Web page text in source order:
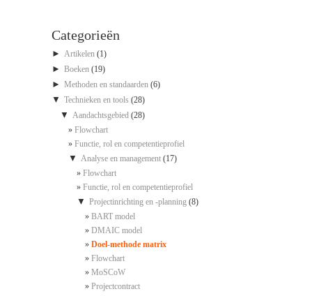
Categorieën
► Artikelen (1)
► Boeken (19)
► Methoden en standaarden (6)
▼ Technieken en tools (28)
▼ Aandachtsgebied (28)
Flowchart
Functie, rol en competentieprofiel
▼ Analyse en management (17)
Flowchart
Functie, rol en competentieprofiel
▼ Projectinrichting en -planning (8)
BART model
DMAIC model
Doel-methode matrix
Flowchart
MoSCoW
Projectcontract